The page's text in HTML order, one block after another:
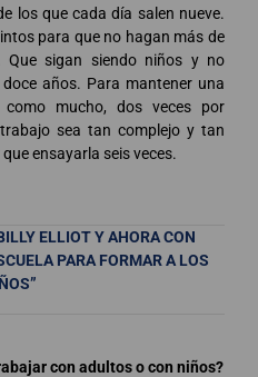
los que cada día salen nueve.
para que no hagan más de
sigan siendo niños y no
años. Para mantener una
mucho, dos veces por
sea tan complejo y tan
ensayarla seis veces.
ELLIOT Y AHORA CON
PARA FORMAR A LOS
con adultos o con niños?